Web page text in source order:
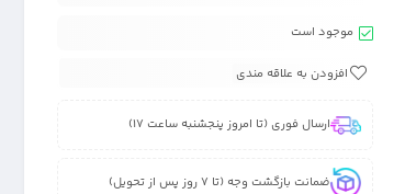
موجود است
افزودن به علاقه مندی
ارسال فوری (تا امروز پنجشنبه ساعت 17)
ضمانت بازگشت وجه (تا 7 روز پس از تحویل)